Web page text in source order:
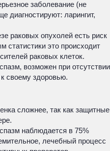
заболевание (не
диагностируют: ларингит,
раковых опухолей есть риск
статистики это происходит
раковых клеток.
возможен при отсутствии
своему здоровью.
сложнее, так как защитные
наблюдается в 75%
лечебный процесс